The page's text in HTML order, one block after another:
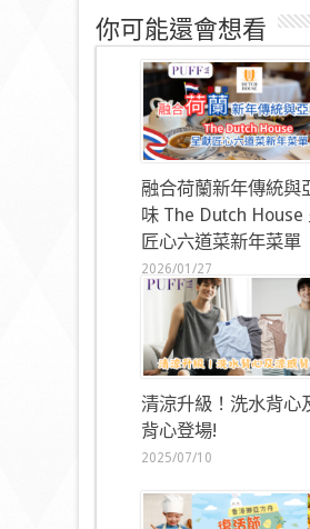
你可能還會想看
融合荷蘭新年傳統與
味 The Dutch House
匠心六道菜新年菜單
2026/01/27
清涼升級！洗水背心
背心登場!
2025/07/10